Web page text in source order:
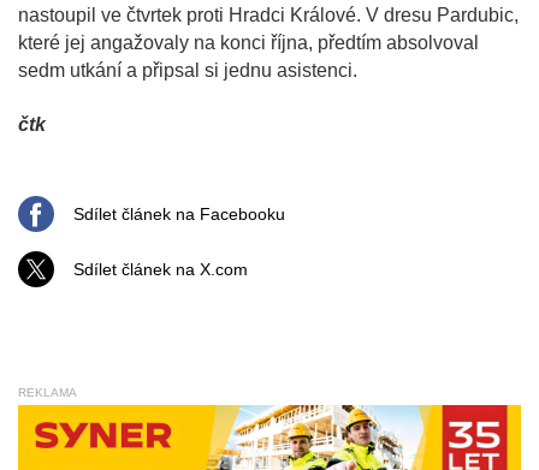
nastoupil ve čtvrtek proti Hradci Králové. V dresu Pardubic,
které jej angažovaly na konci října, předtím absolvoval
sedm utkání a připsal si jednu asistenci.
čtk
Sdílet článek na Facebooku
Sdílet článek na X.com
REKLAMA